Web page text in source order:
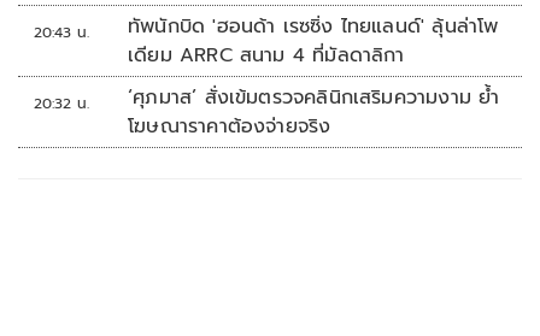
20:43 น.
ทัพนักบิด 'ฮอนด้า เรซซิ่ง ไทยแลนด์' ลุ้นล่าโพ
เดียม ARRC สนาม 4 ที่มัลดาลิกา
20:32 น.
‘ศุภมาส’ สั่งเข้มตรวจคลินิกเสริมความงาม ย้ำ
โฆษณาราคาต้องจ่ายจริง